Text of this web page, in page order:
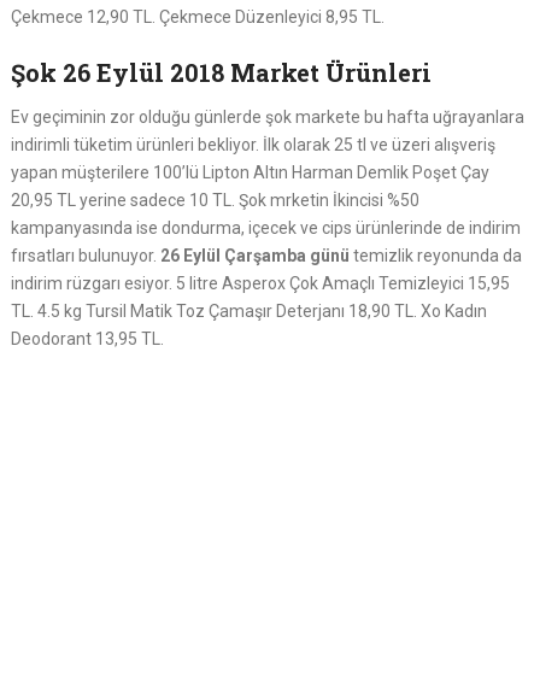
Çekmece 12,90 TL. Çekmece Düzenleyici 8,95 TL.
Şok 26 Eylül 2018 Market Ürünleri
Ev geçiminin zor olduğu günlerde şok markete bu hafta uğrayanlara
indirimli tüketim ürünleri bekliyor. İlk olarak 25 tl ve üzeri alışveriş
yapan müşterilere 100’lü Lipton Altın Harman Demlik Poşet Çay
20,95 TL yerine sadece 10 TL. Şok mrketin İkincisi %50
kampanyasında ise dondurma, içecek ve cips ürünlerinde de indirim
fırsatları bulunuyor. 26 Eylül Çarşamba günü temizlik reyonunda da
indirim rüzgarı esiyor. 5 litre Asperox Çok Amaçlı Temizleyici 15,95
TL. 4.5 kg Tursil Matik Toz Çamaşır Deterjanı 18,90 TL. Xo Kadın
Deodorant 13,95 TL.